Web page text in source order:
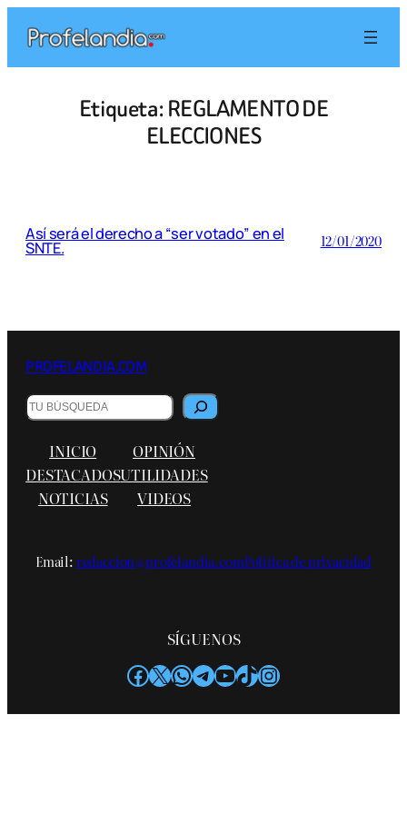
contenido
Etiqueta:REGLAMENTO DE
ELECCIONES
Así será el derecho a “ser votado” en el
SNTE. 12/01/2020
PROFELANDIA.COM
Buscar
INICIO
DESTACADOS
NOTICIAS
OPINIÓN
UTILIDADES
VIDEOS
Email:redaccion@profelandia.comPolítica de privacidad
SÍGUENOS
Facebook
X WhatsApp
Telegram
YouTube
TikTok
Instagram